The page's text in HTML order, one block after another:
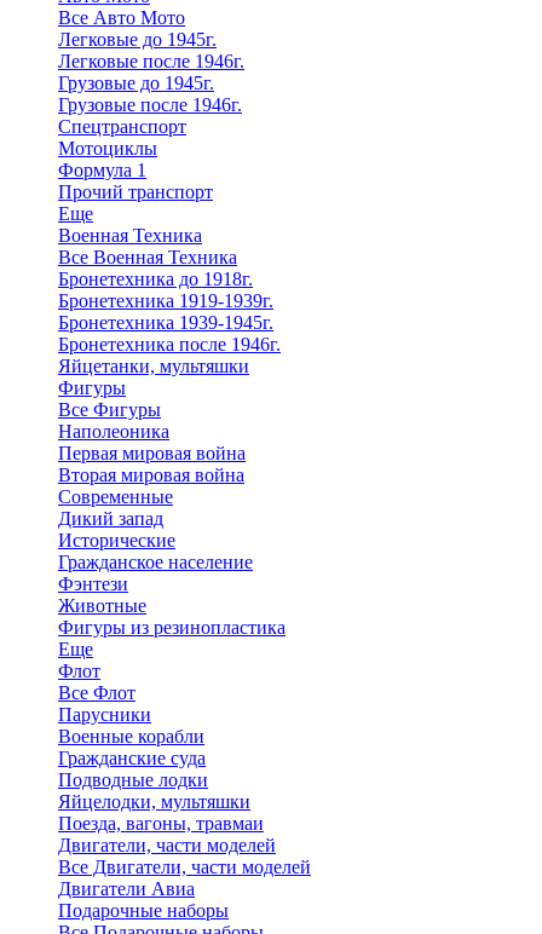
Все Авто Мото
Легковые до 1945г.
Легковые после 1946г.
Грузовые до 1945г.
Грузовые после 1946г.
Спецтранспорт
Мотоциклы
Формула 1
Прочий транспорт
Еще
Военная Техника
Все Военная Техника
Бронетехника до 1918г.
Бронетехника 1919-1939г.
Бронетехника 1939-1945г.
Бронетехника после 1946г.
Яйцетанки, мультяшки
Фигуры
Все Фигуры
Наполеоника
Первая мировая война
Вторая мировая война
Современные
Дикий запад
Исторические
Гражданское население
Фэнтези
Животные
Фигуры из резинопластика
Еще
Флот
Все Флот
Парусники
Военные корабли
Гражданские суда
Подводные лодки
Яйцелодки, мультяшки
Поезда, вагоны, травмаи
Двигатели, части моделей
Все Двигатели, части моделей
Двигатели Авиа
Подарочные наборы